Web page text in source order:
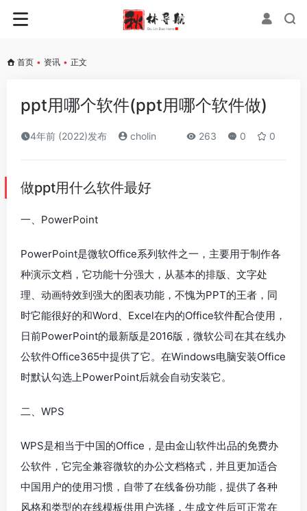
首页 • 资讯 • 正文
ppt用哪个软件(ppt用哪个软件做)
4年前 (2022)发布 cholin 263 0 0
做ppt用什么软件最好
一、PowerPoint
PowerPoint是微软Office系列软件之一，主要用于制作各
种演示文档，它功能十分强大，从基本的排版、文字处
理、动画特效到强大的图表功能，不愧为PPT的王者，同
时它能很好的和Word、Excel在内的Office软件配合使用，
日前PowerPoint的最新版是2016版，微软公司在其在线办
公软件Office365中提供了它。在Windows电脑安装Office
时默认勾选上PowerPoint后就会自动安装它。
二、WPS
WPS是相当于中国的Office，是由金山软件出品的免费办
公软件，它完全兼容微软的办公文档格式，并且更加适合
中国用户的使用习惯，自带了在线备份功能，提供了各种
风格和类型的在线模板供用户选择，生成文件后可正常在